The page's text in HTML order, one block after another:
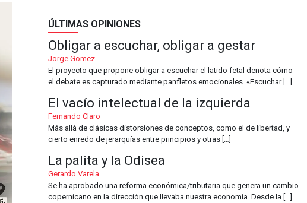
ÚLTIMAS OPINIONES
Obligar a escuchar, obligar a gestar
Jorge Gomez
El proyecto que propone obligar a escuchar el latido fetal denota cómo
el debate es capturado mediante panfletos emocionales. «Escuchar […]
El vacío intelectual de la izquierda
Fernando Claro
Más allá de clásicas distorsiones de conceptos, como el de libertad, y
cierto enredo de jerarquías entre principios y otras […]
La palita y la Odisea
Gerardo Varela
Se ha aprobado una reforma económica/tributaria que genera un cambio
copernicano en la dirección que llevaba nuestra economía. Desde la […]